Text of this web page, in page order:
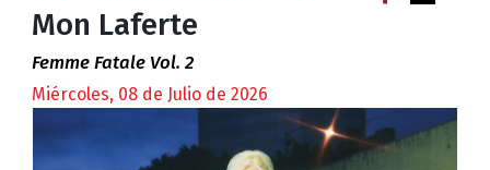
Mon Laferte
Femme Fatale Vol. 2
Miércoles, 08 de Julio de 2026